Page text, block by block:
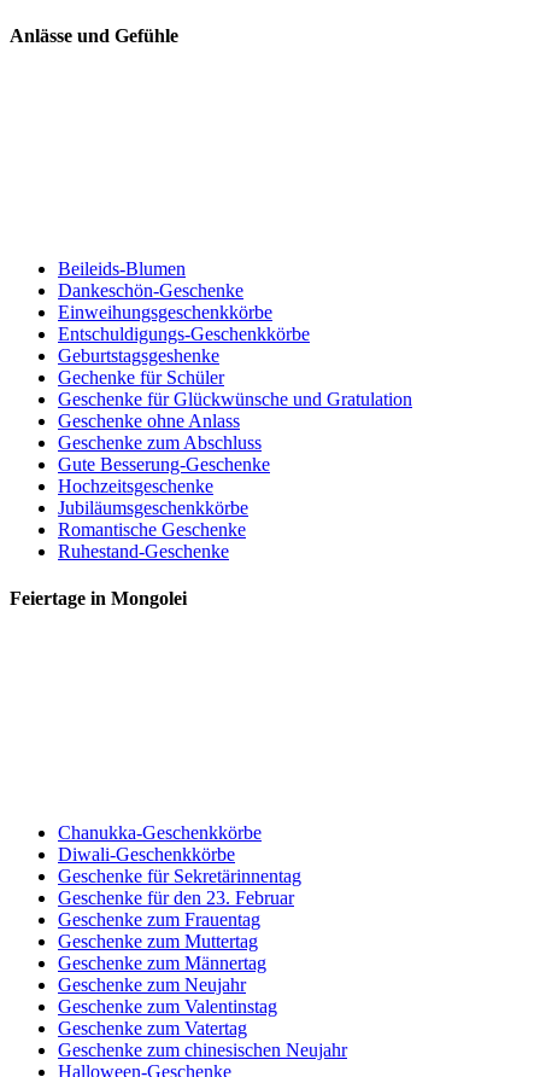
Anlässe und Gefühle
Beileids-Blumen
Dankeschön-Geschenke
Einweihungsgeschenkkörbe
Entschuldigungs-Geschenkkörbe
Geburtstagsgeshenke
Gechenke für Schüler
Geschenke für Glückwünsche und Gratulation
Geschenke ohne Anlass
Geschenke zum Abschluss
Gute Besserung-Geschenke
Hochzeitsgeschenke
Jubiläumsgeschenkkörbe
Romantische Geschenke
Ruhestand-Geschenke
Feiertage in Mongolei
Chanukka-Geschenkkörbe
Diwali-Geschenkkörbe
Geschenke für Sekretärinnentag
Geschenke für den 23. Februar
Geschenke zum Frauentag
Geschenke zum Muttertag
Geschenke zum Männertag
Geschenke zum Neujahr
Geschenke zum Valentinstag
Geschenke zum Vatertag
Geschenke zum chinesischen Neujahr
Halloween-Geschenke